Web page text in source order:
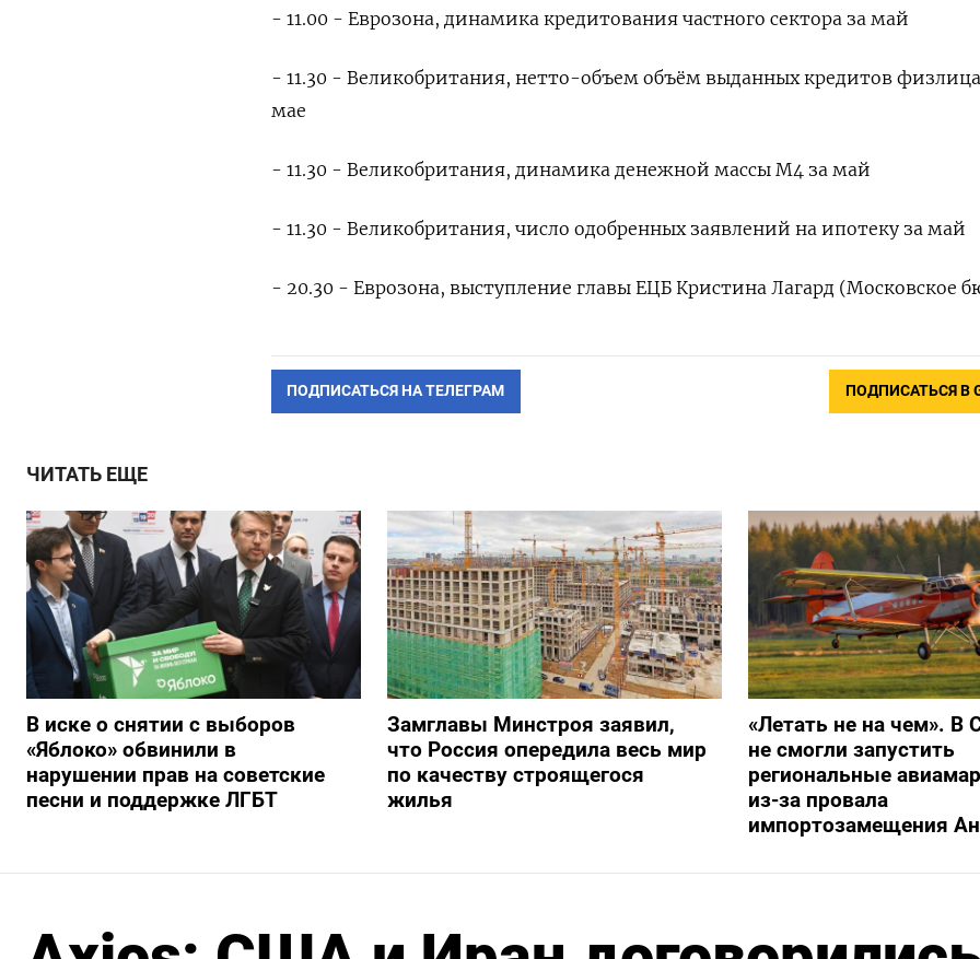
- 11.00 - Еврозона, динамика кредитования частного сектора за май
- 11.30 - Великобритания, нетто-объем объём выданных кредитов
⁠мае
- 11.30 - Великобритания, динамика денежной массы М4 ‌за май
- 11.30 - Великобритания, число ‌одобренных заявлений на ипотеку за май
- ​20.30 - Еврозона, выступление главы ЕЦБ ‌Кристина Лагард (Московское
ПОДПИСАТЬСЯ НА ТЕЛЕГРАМ ПОДПИСАТЬСЯ В
ЧИТАТЬ ЕЩЕ
В иске о снятии с выборов
«Яблоко» обвинили в
нарушении прав на советские
песни и поддержке ЛГБТ
Замглавы Минстроя заявил,
что Россия опередила весь мир
по качеству строящегося
жилья
«Летать не на чем». В
не смогли запустить
региональные
из-за провала
импортозамещения